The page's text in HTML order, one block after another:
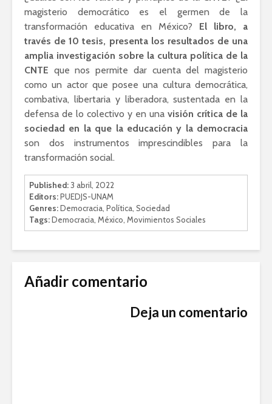
magisterio democrático es el germen de la
transformación educativa en México? El libro, a
través de 10 tesis, presenta los resultados de una
amplia investigación sobre la cultura política de la
CNTE que nos permite dar cuenta del magisterio
como un actor que posee una cultura democrática,
combativa, libertaria y liberadora, sustentada en la
defensa de lo colectivo y en una visión crítica de la
sociedad en la que la educación y la democracia
son dos instrumentos imprescindibles para la
transformación social.
Published: 3 abril, 2022
Editors: PUEDJS-UNAM
Genres: Democracia,Política,Sociedad
Tags: Democracia,México,Movimientos Sociales
Añadir comentario
Deja un comentario
Ackerman y Javier
Lozano con Julio
Astillero
La cumbre AMLO-
Trump
AMLO
política
El
Germán